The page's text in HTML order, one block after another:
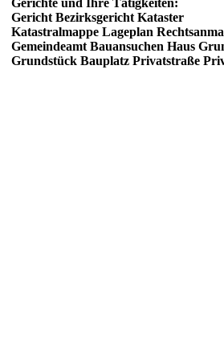
Gerichte und Ihre Tätigkeiten:
Gericht Bezirksgericht Kataster
Katastralmappe Lageplan
Gemeindeamt Bauansuchen Haus
Grundstück Bauplatz Privatstraße